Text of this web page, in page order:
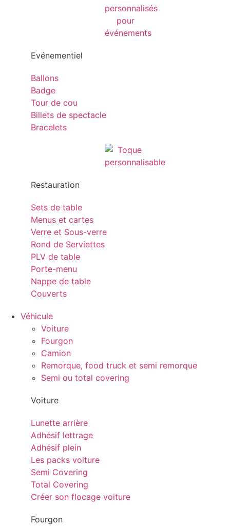
Evénementiel
Ballons
Badge
Tour de cou
Billets de spectacle
Bracelets
Restauration
Sets de table
Menus et cartes
Verre et Sous-verre
Rond de Serviettes
PLV de table
Porte-menu
Nappe de table
Couverts
Véhicule
Voiture
Fourgon
Camion
Remorque, food truck et semi remorque
Semi ou total covering
Voiture
Lunette arrière
Adhésif lettrage
Adhésif plein
Les packs voiture
Semi Covering
Total Covering
Créer son flocage voiture
Fourgon